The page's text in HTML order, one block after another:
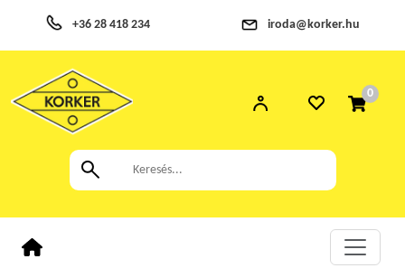
+36 28 418 234 iroda@korker.hu
0